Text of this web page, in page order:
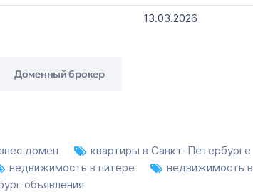
13.03.2026
Доменный брокер
домен
квартиры в Санкт-Петербурге
недвижимость в питере
недвижимость в
объявления